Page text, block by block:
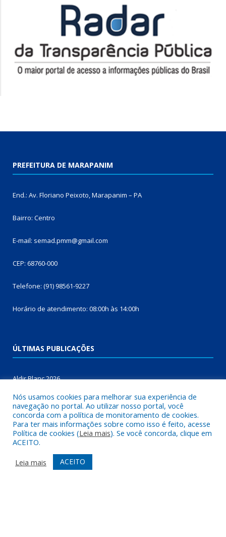
PREFEITURA DE MARAPANIM
End.: Av. Floriano Peixoto, Marapanim – PA
Bairro: Centro
E-mail: semad.pmm@gmail.com
CEP: 68760-000
Telefone: (91) 98561-9227
Horário de atendimento: 08:00h às 14:00h
ÚLTIMAS PUBLICAÇÕES
Aldir Blanc 2026
SELEÇÃO E COMPOSIÇÃO DE BANCO PARA PROFESSORES
ALFABETIZADORES NO ÂMBITO DO PROGRAMA BRASIL
ALFABETIZADO – PBA NOVO CICLO
ALDIR BLANC
Nós usamos cookies para melhorar sua experiência de
navegação no portal. Ao utilizar nosso portal, você
concorda com a política de monitoramento de cookies.
Para ter mais informações sobre como isso é feito, acesse
Política de cookies (Leia mais). Se você concorda, clique em
ACEITO.
Leia mais
ACEITO